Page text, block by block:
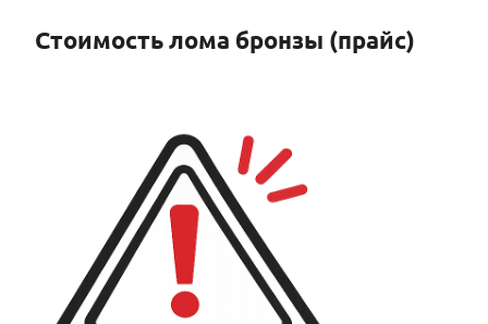
Стоимость лома бронзы (прайс)